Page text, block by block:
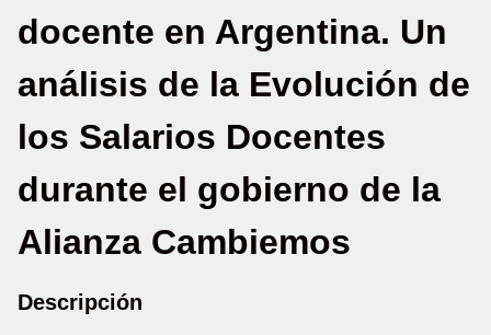
docente en Argentina. Un
análisis de la Evolución de
los Salarios Docentes
durante el gobierno de la
Alianza Cambiemos
Descripción